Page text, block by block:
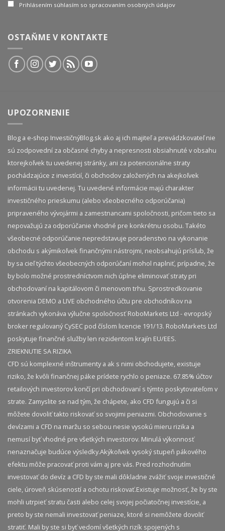
Prihlásením súhlasím so spracovaním osobných údajov
OSTAŇME V KONTAKTE
UPOZORNENIE
Blog a e-shop InvestičnýBlog.sk ako aj ich majiteľ a prevádzkovateľ nie
sú zodpovední za občasné chyby a nepresnosti obsiahnuté v obsahu
ktorejkoľvek tu uvedenej stránky, ani za potencionálne straty
pochádzajúce z investícií, či obchodov založených na akejkoľvek
informácii tu uvedenej. Tu uvedené informácie majú charakter
investičného prieskumu (alebo všeobecného odporúčania)
pripraveného vývojármi a zamestnancami spoločnosti, pričom tieto sa
nepovažujú za odporúčanie vhodné pre konkrétnu osobu. Takéto
všeobecné odporúčanie nepredstavuje poradenstvo na vykonanie
obchodu s akýmikoľvek finančnými nástrojmi, neobsahujú prísľub, že
by sa cieľ týchto všeobecných odporúčaní mohol naplniť, prípadne, že
by bolo možné prostredníctvom nich úplne eliminovať straty pri
obchodovaní na kapitálovom či menovom trhu. Sprostredkovanie
otvorenia DEMO a LIVE obchodného účtu pre obchodníkov na
stránkach vykonáva výlučne spoločnosť RoboMarkets Ltd - evropský
broker regulovaný CySEC pod číslom licencie 191/13. RoboMarkets Ltd
poskytuje finančné služby len rezidentom krajín EU/EES.
ZRIEKNUTIE SA RIZIKA
CFD sú komplexné inštrumenty a ak s nimi obchodujete, existuje
riziko, že kvôli finančnej páke prídete rychlo o peniaze. 67.85% účtov
retailových investorov končí pri obchodovaní s týmto poskytovateľom v
strate. Zamyslite se nad tým, že chápete, ako CFD fungujú a či si
môžete dovoliť takto riskovať so svojimi peniazmi. Obchodovanie s
devízami a CFD na maržu so sebou nesie vysokú mieru rizika a
nemusí byť vhodné pre všetkých investorov. Minulá výkonnosť
nenaznačuje budúce výsledky.​ Akýkoľvek vysoký stupeň pákového
efektu môže pracovať proti vám aj pre vás. Pred rozhodnutím
investovať do devíz a CFD by ste mali dôkladne zvážiť svoje investičné
ciele, úroveň skúseností a ochotu riskovať.​ Existuje možnosť, že by ste
mohli utrpieť stratu časti alebo celej svojej počiatočnej investície, a
preto by ste nemali investovať peniaze, ktoré si nemôžete dovoliť
stratiť. Mali by ste si byť vedomí všetkých rizík spojených s